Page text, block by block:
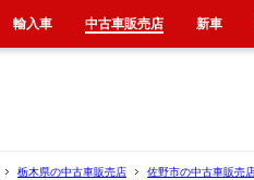
栃木県の中古車販売店 佐野市の中古車販売
輸入車 中古車販売店 新車